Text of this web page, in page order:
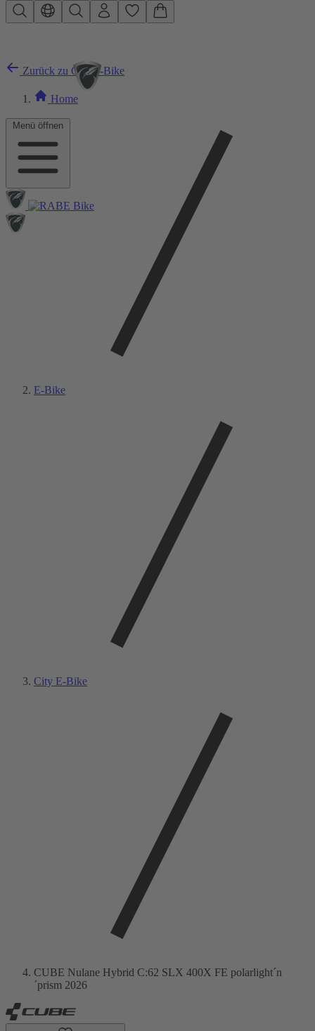
Zum Hauptinhalt springen
Menü öffnen
Zurück zu City E-Bike
Home
E-Bike
City E-Bike
CUBE Nulane Hybrid C:62 SLX 400X FE polarlight´n
´prism 2026